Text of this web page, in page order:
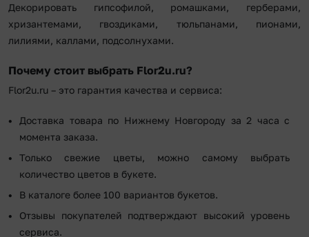
Декорировать гипсофилой, ромашками, герберами,
хризантемами, гвоздиками, тюльпанами, пионами,
лилиями, каллами, подсолнухами.
Почему стоит выбрать Flor2u.ru?
Flor2u.ru – это гарантия качества и сервиса:
Доставка товара по Нижнему Новгороду за 2 часа с
момента заказа.
Только свежие цветы, можно самому выбрать
количество цветов в букете.
В каталоге более 100 вариантов букетов.
Отзывы покупателей подтверждают высокий уровень
сервиса.